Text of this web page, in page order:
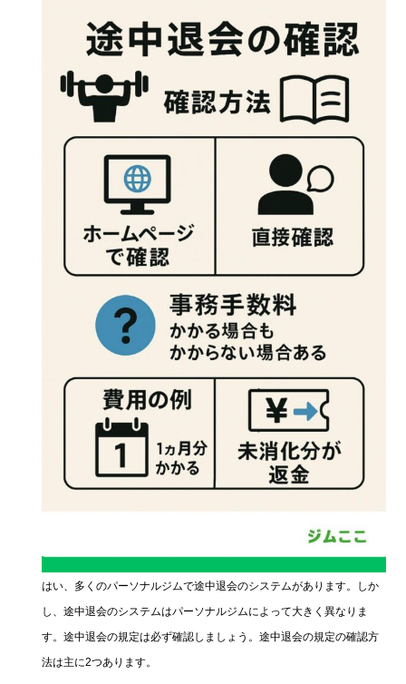
はい、多くのパーソナルジムで途中退会のシステムがあります。しか
し、途中退会のシステムはパーソナルジムによって大きく異なりま
す。途中退会の規定は必ず確認しましょう。途中退会の規定の確認方
法は主に2つあります。